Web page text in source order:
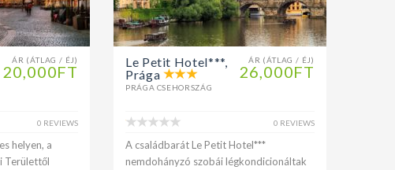
ÁR (ÁTLAG / ÉJ)
20,000FT
0 REVIEWS
helyen, a
Területtől
ÁR (ÁTLAG / ÉJ)
26,000FT
Le Petit Hotel***,
Prága
PRÁGA CSEHORSZÁG
0 REVIEWS
A családbarát Le Petit Hotel***
nemdohányzó szobái légkondicionáltak